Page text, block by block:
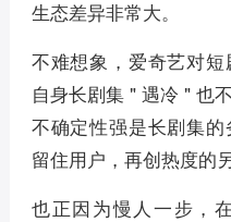
生态差异非常大。
不难想象，爱奇艺对
自身长剧集 " 遇冷 " 也
不确定性强是长剧集
留住用户，再创热度的
也正因为慢人一步，